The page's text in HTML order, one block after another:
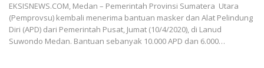
EKSISNEWS.COM, Medan – Pemerintah Provinsi Sumatera Utara
(Pemprovsu) kembali menerima bantuan masker dan Alat Pelindung
Diri (APD) dari Pemerintah Pusat, Jumat (10/4/2020), di Lanud
Suwondo Medan. Bantuan sebanyak 10.000 APD dan 6.000…